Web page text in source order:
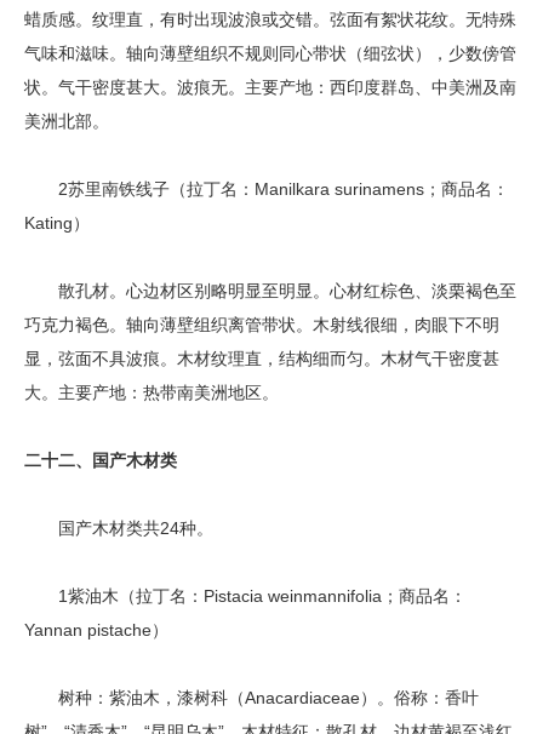
蜡质感。纹理直，有时出现波浪或交错。弦面有絮状花纹。无特殊
气味和滋味。轴向薄壁组织不规则同心带状（细弦状），少数傍管
状。气干密度甚大。波痕无。主要产地：西印度群岛、中美洲及南
美洲北部。
2苏里南铁线子（拉丁名：Manilkara surinamens；商品名：
Kating）
散孔材。心边材区别略明显至明显。心材红棕色、淡栗褐色至
巧克力褐色。轴向薄壁组织离管带状。木射线很细，肉眼下不明
显，弦面不具波痕。木材纹理直，结构细而匀。木材气干密度甚
大。主要产地：热带南美洲地区。
二十二、国产木材类
国产木材类共24种。
1紫油木（拉丁名：Pistacia weinmannifolia；商品名：
Yannan pistache）
树种：紫油木，漆树科（Anacardiaceae）。俗称：香叶